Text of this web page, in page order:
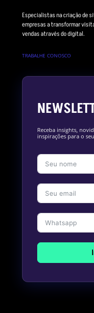
Especialistas na criação de
empresas a transformar
vendas através do digital.
TRABALHE CONOSCO
Receba insights,
inspirações para o